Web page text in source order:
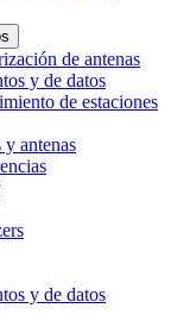
de antenas
y de datos
de estaciones
antenas
y de datos